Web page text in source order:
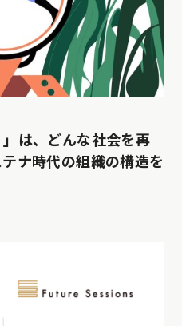
」は、どんな社会を再
ナ時代の組織の構造を